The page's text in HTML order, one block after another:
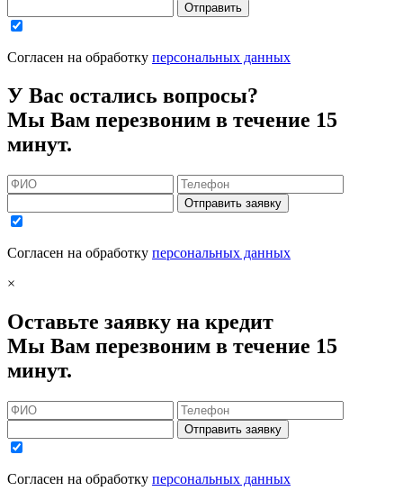
Отправить
Согласен на обработку персональных данных
У Вас остались вопросы?
Мы Вам перезвоним в течение 15
минут.
Отправить заявку
Согласен на обработку персональных данных
×
Оставьте заявку на кредит
Мы Вам перезвоним в течение 15
минут.
Отправить заявку
Согласен на обработку персональных данных